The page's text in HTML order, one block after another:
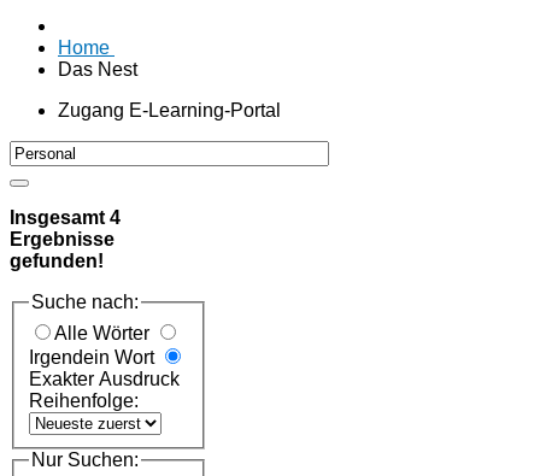
Home
Das Nest
Zugang E-Learning-Portal
Insgesamt 4
Ergebnisse
gefunden!
Suche nach:
Alle Wörter
Irgendein Wort
Exakter Ausdruck
Reihenfolge:
Nur Suchen: